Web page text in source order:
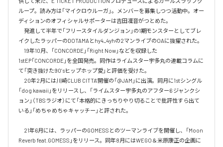
ループ。読み方は「マイクロウルーガ」。メンバーを募集しつつ活動中。オー
ディションのオフィシャルサポーターは吉田凜音がつとめた。
発進して半年で「フリースタイルダンジョン」の1期モンスターとしてブレ
イクしたラッパーのDOTAMAとhy4_4yhの2マンライブのOAに抜擢された。
19年10月、「CONCORDE」「Right Now」などを収録した
1stEP「CONCORDE」を全国発売。同作はライムスター宇多丸の連載コラムに
て「突き抜けた90’sヒップホップ愛」と評価を受けた。
20年2月には川崎CLUB CITTA’開催の「@JAM」に出演。同月に1stシングル
「dog kawaii」をリリースし、「ライムスター宇多丸のアフター6 ジャンクシ
ョン」（TBSラジオ）にて「本格的にきっちりやり切ることで批評性すら出て
いる」「めちゃめちゃキャッチー」と評された。
21年6月には、ラッパーのGOMESSとのツーマンライブを開催し、「Moon
Reverb feat.GOMESS」をリリース。同年8月にはWEGO＆米原康正の企画に